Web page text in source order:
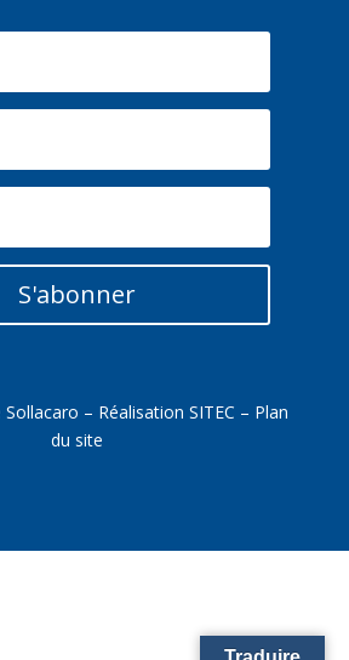
S'abonner
– RéalisationSITEC – Plan
du site